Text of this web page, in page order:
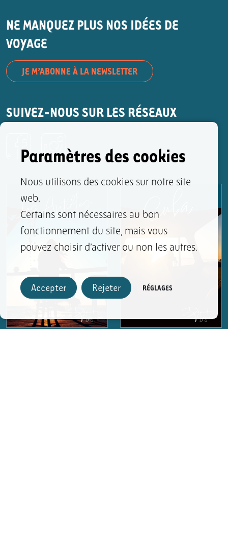
Paramètres des cookies
Nous utilisons des cookies sur notre site
web.
Certains sont nécessaires au bon
fonctionnement du site, mais vous
pouvez choisir d’activer ou non les autres.
Accepter Rejeter RÉGLAGES
NE MANQUEZ PLUS NOS IDÉES DE
VOYAGE
JE M’ABONNE À LA NEWSLETTER
SUIVEZ-NOUS SUR LES RÉSEAUX